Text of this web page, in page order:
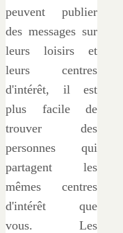
peuvent publier
des messages sur
leurs loisirs et
leurs centres
d'intérêt, il est
plus facile de
trouver des
personnes qui
partagent les
mêmes centres
d'intérêt que
vous. Les